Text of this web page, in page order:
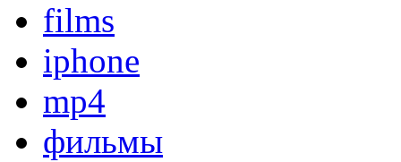
films
iphone
mp4
фильмы